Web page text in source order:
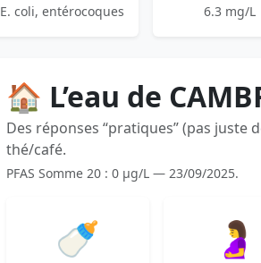
E. coli, entérocoques 6.3 mg/L
🏠 L’eau de
Des réponses “pratiques” (pas juste
thé/café.
PFAS Somme 20 : 0 µg/L — 23/09/2025.
🍼 🤰